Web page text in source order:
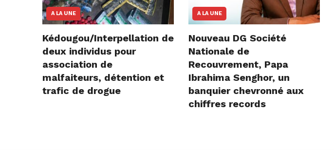
A LA UNE
Kédougou/Interpellation de
deux individus pour
association de
malfaiteurs, détention et
trafic de drogue
A LA UNE
Nouveau DG Société
Nationale de
Recouvrement, Papa
Ibrahima Senghor, un
banquier chevronné aux
chiffres records